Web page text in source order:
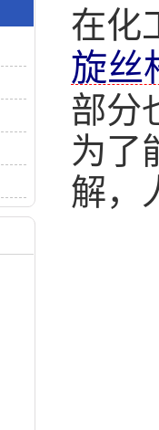
在化
旋丝
部分
为了
解，